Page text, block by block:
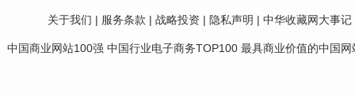
关于我们 | 服务条款 | 战略投资 | 隐私声明 | 中华收藏网大事记
中国商业网站100强 中国行业电子商务TOP100 最具商业价值的中国